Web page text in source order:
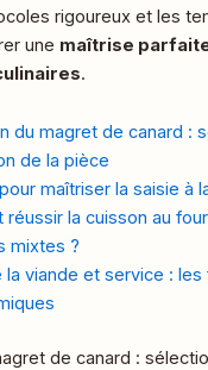
rigoureux et les
une maîtrise
.
du magret de canard :
de la pièce
maîtriser la saisie à
réussir la cuisson au
mixtes ?
la viande et service : les
de canard :